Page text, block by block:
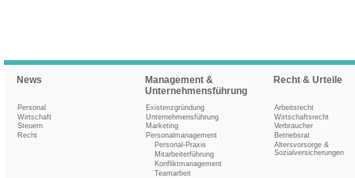
News
Personal
Wirtschaft
Steuern
Recht
Management &
Unternehmensführung
Existenzgründung
Unternehmensführung
Marketing
Personalmanagement
Personal-Praxis
Mitarbeiterführung
Konfliktmanagement
Teamarbeit
Recht & Urteile
Arbeitsrecht
Wirtschaftsrecht
Verbraucher
Betriebsrat
Altersvorsorge &
Sozialversicherungen